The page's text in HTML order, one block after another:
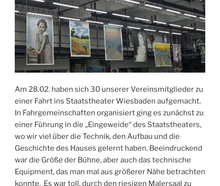
Am 28.02. haben sich 30 unserer Vereinsmitglieder zu
einer Fahrt ins Staatstheater Wiesbaden aufgemacht.
In Fahrgemeinschaften organisiert ging es zunächst zu
einer Führung in die „Eingeweide“ des Staatstheaters,
wo wir viel über die Technik, den Aufbau und die
Geschichte des Hauses gelernt haben. Beeindruckend
war die Größe der Bühne, aber auch das technische
Equipment, das man mal aus größerer Nähe betrachten
konnte. Es war toll, durch den riesigen Malersaal zu